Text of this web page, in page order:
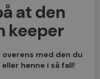
at den
keeper
med den du
henne i så fall!